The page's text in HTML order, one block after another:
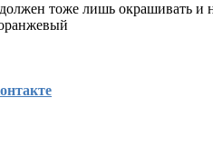
тоже лишь окрашивать и